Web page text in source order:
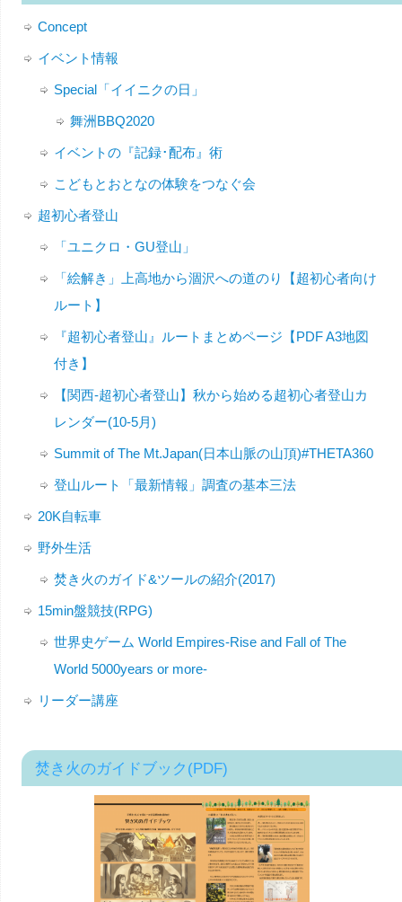
Concept
イベント情報
Special「イイニクの日」
舞洲BBQ2020
イベントの『記録･配布』術
こどもとおとなの体験をつなぐ会
超初心者登山
「ユニクロ・GU登山」
「絵解き」上高地から涸沢への道のり【超初心者向け
ルート】
『超初心者登山』ルートまとめページ【PDF A3地図
付き】
【関西-超初心者登山】秋から始める超初心者登山カ
レンダー(10-5月)
Summit of The Mt.Japan(日本山脈の山頂)#THETA360
登山ルート「最新情報」調査の基本三法
20K自転車
野外生活
焚き火のガイド&ツールの紹介(2017)
15min盤競技(RPG)
世界史ゲーム World Empires-Rise and Fall of The
World 5000years or more-
リーダー講座
焚き火のガイドブック(PDF)